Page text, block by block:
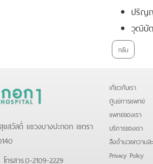
ปริญ
วุฒิบัต
กลับ
สวัสดิ์ แขวงบางปะกอก เขตรา
ทรสาร.0-2109-2229
เกี่ยวกับเรา
ศูนย์การแพทย์
แพทย์ของเรา
บริการของเรา
สิ่งอำนวยความส
Privacy Policy